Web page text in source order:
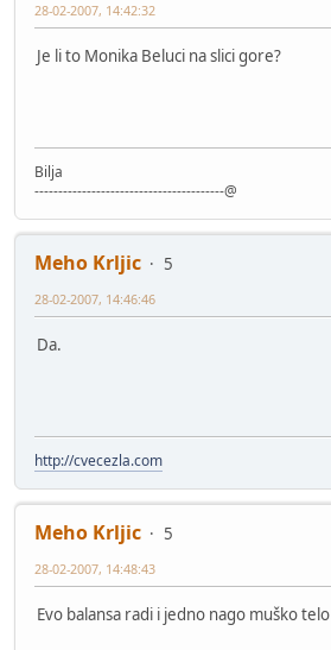
28-02-2007, 14:42:32
Je li to Monika Beluci na slici gore?
Bilja
----------------------------------------@
Meho Krljic
5
28-02-2007, 14:46:46
Da.
http://cvecezla.com
Meho Krljic
5
28-02-2007, 14:48:43
Evo balansa radi i jedno nago muško telo